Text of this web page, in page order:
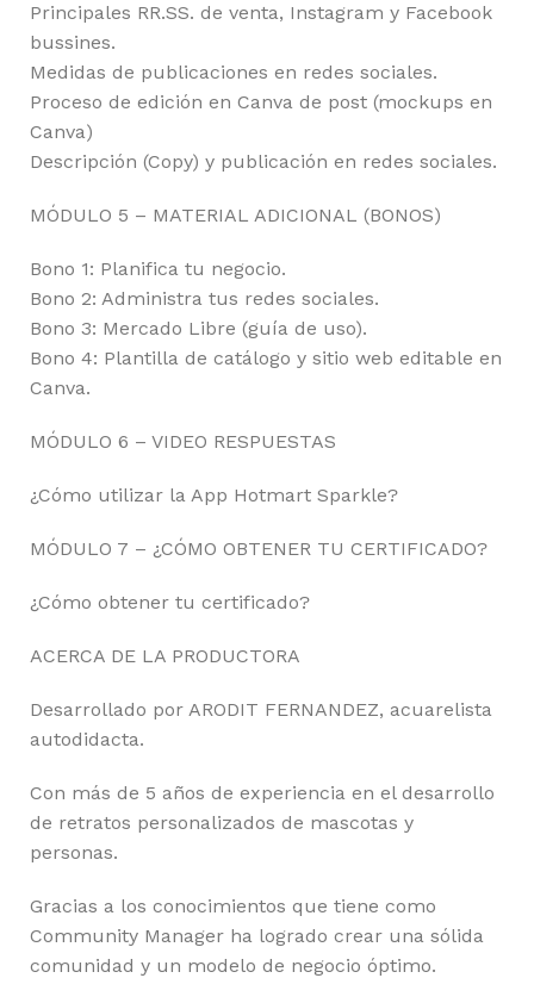
Principales RR.SS. de venta, Instagram y Facebook
bussines.
Medidas de publicaciones en redes sociales.
Proceso de edición en Canva de post (mockups en
Canva)
Descripción (Copy) y publicación en redes sociales.
MÓDULO 5 – MATERIAL ADICIONAL (BONOS)
Bono 1: Planifica tu negocio.
Bono 2: Administra tus redes sociales.
Bono 3: Mercado Libre (guía de uso).
Bono 4: Plantilla de catálogo y sitio web editable en
Canva.
MÓDULO 6 – VIDEO RESPUESTAS
¿Cómo utilizar la App Hotmart Sparkle?
MÓDULO 7 – ¿CÓMO OBTENER TU CERTIFICADO?
¿Cómo obtener tu certificado?
ACERCA DE LA PRODUCTORA
Desarrollado por ARODIT FERNANDEZ, acuarelista
autodidacta.
Con más de 5 años de experiencia en el desarrollo
de retratos personalizados de mascotas y
personas.
Gracias a los conocimientos que tiene como
Community Manager ha logrado crear una sólida
comunidad y un modelo de negocio óptimo.